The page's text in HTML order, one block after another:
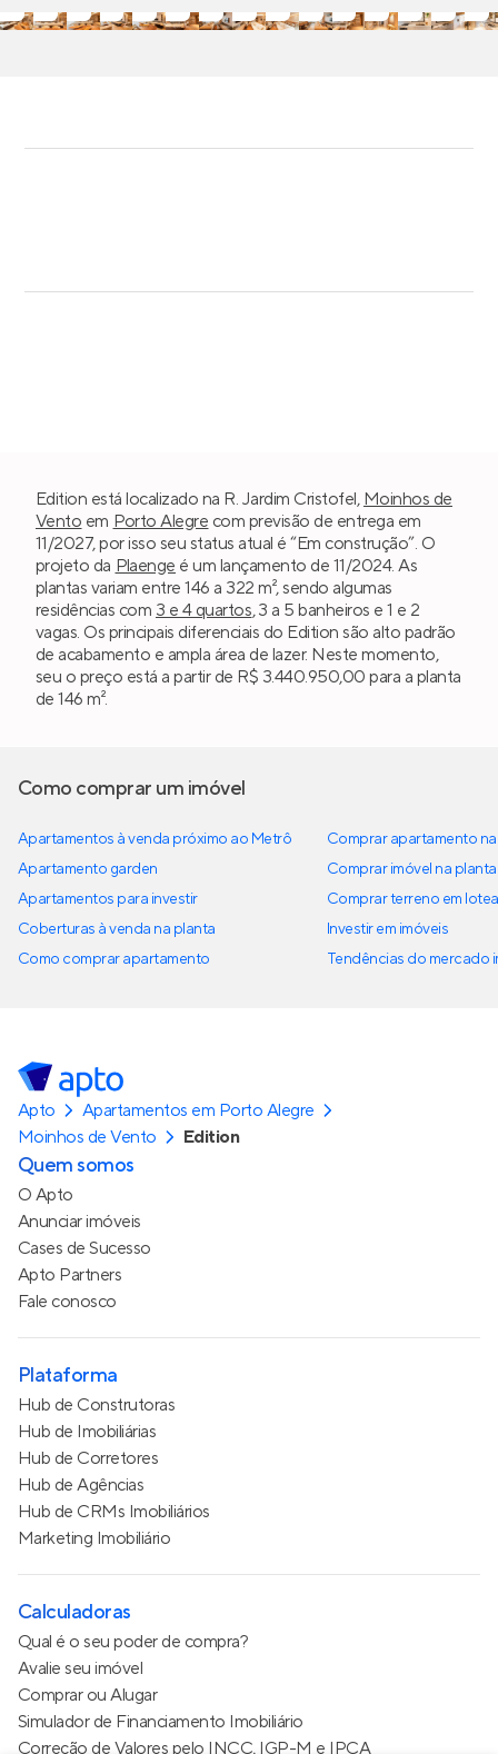
Edition está localizado na R. Jardim Cristofel, Moinhos de
Vento em Porto Alegre com previsão de entrega em
11/2027, por isso seu status atual é “Em construção”. O
projeto da Plaenge é um lançamento de 11/2024. As
plantas variam entre 146 a 322 m², sendo algumas
residências com 3 e 4 quartos, 3 a 5 banheiros e 1 e 2
vagas. Os principais diferenciais do Edition são alto padrão
de acabamento e ampla área de lazer. Neste momento,
seu o preço está a partir de R$ 3.440.950,00 para a planta
de 146 m².
Como comprar um imóvel
Apartamentos à venda próximo ao Metrô
Apartamento garden
Apartamentos para investir
Coberturas à venda na planta
Como comprar apartamento
Comprar apartamento
Comprar imóvel na planta
Comprar terreno em
Investir em imóveis
Tendências do mercado
Apto
Apartamentos em Porto Alegre
Moinhos de Vento
Edition
Quem somos
O Apto
Anunciar imóveis
Cases de Sucesso
Apto Partners
Fale conosco
Plataforma
Hub de Construtoras
Hub de Imobiliárias
Hub de Corretores
Hub de Agências
Hub de CRMs Imobiliários
Marketing Imobiliário
Calculadoras
Qual é o seu poder de compra?
Avalie seu imóvel
Comprar ou Alugar
Simulador de Financiamento Imobiliário
Correção de Valores pelo INCC, IGP-M e IPCA